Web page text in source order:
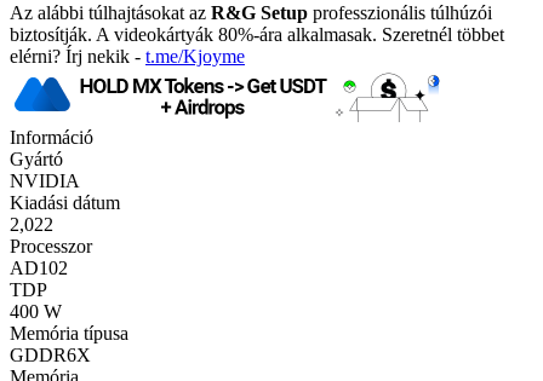
Az alábbi túlhajtásokat az R&G Setup professzionális túlhúzói
biztosítják. A videokártyák 80%-ára alkalmasak. Szeretnél többet
elérni? Írj nekik - t.me/Kjoyme
Információ
Gyártó
NVIDIA
Kiadási dátum
2,022
Processzor
AD102
TDP
400 W
Memória típusa
GDDR6X
Memória